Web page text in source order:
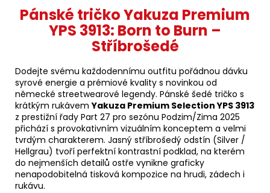
Pánské tričko Yakuza Premium
YPS 3913: Born to Burn –
Stříbrošedé
Dodejte svému každodennímu outfitu pořádnou dávku
syrové energie a prémiové kvality s novinkou od
německé streetwearové legendy. Pánské šedé tričko s
krátkým rukávemYakuza Premium Selection YPS 3913
z prestižní řady Part 27 pro sezónu Podzim/Zima 2025
přichází s provokativním vizuálním konceptem a velmi
tvrdým charakterem. Jasný stříbrošedý odstín (Silver /
Hellgrau) tvoří perfektní kontrastní podklad, na kterém
do nejmenších detailů ostře vynikne graficky
nenapodobitelná tisková kompozice na hrudi, zádech i
rukávu.